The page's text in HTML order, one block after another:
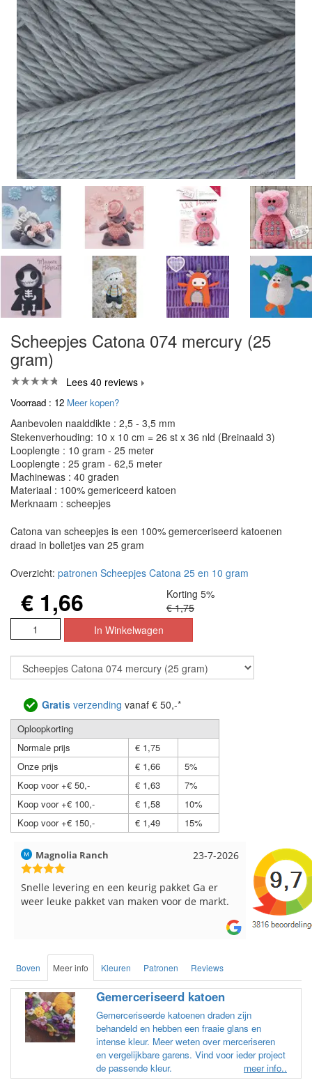
Scheepjes Catona 074 mercury (25
gram)
Lees 40 reviews
Voorraad : 12 Meer kopen?
Aanbevolen naalddikte : 2,5 - 3,5 mm
Stekenverhouding: 10 x 10 cm = 26 st x 36 nld (Breinaald 3)
Looplengte : 10 gram - 25 meter
Looplengte : 25 gram - 62,5 meter
Machinewas : 40 graden
Materiaal : 100% gemericeerd katoen
Merknaam : scheepjes
Catona van scheepjes is een 100% gemerceriseerd katoenen
draad in bolletjes van 25 gram
Overzicht: patronen Scheepjes Catona 25 en 10 gram
€ 1,66
Korting 5%
€ 1,75
Gratis verzending vanaf € 50,-*
Oploopkorting
Normale prijs
€ 1,75
Onze prijs
€ 1,66
5%
Koop voor +€ 50,-
€ 1,63
7%
Koop voor +€ 100,-
€ 1,58
10%
Koop voor +€ 150,-
€ 1,49 15%
17-7-2026
Hilde uit Loyers
Reeds meerdere keren breigaren en
breinaalden besteld, altijd heel tevreden over
Loes uit
Snelle
Boven Meer info Kleuren Patronen Reviews
Gemerceriseerd katoen
Gemerceriseerde katoenen draden zijn
behandeld en hebben een fraaie glans en
intense kleur. Meer weten over merceriseren
en vergelijkbare garens. Vind voor ieder project
de passende kleur.
meer info..